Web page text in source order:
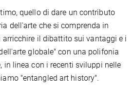
quello di dare un contributo
dell'arte che si comprenda in
il dibattito sui vantaggi e i
globale" con una polifonia
in linea con i recenti sviluppi nelle
"entangled art history".